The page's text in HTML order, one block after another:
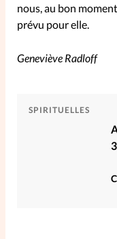
nous, au bon
prévu pour elle.
Geneviève Radloff
SPIRITUELLES